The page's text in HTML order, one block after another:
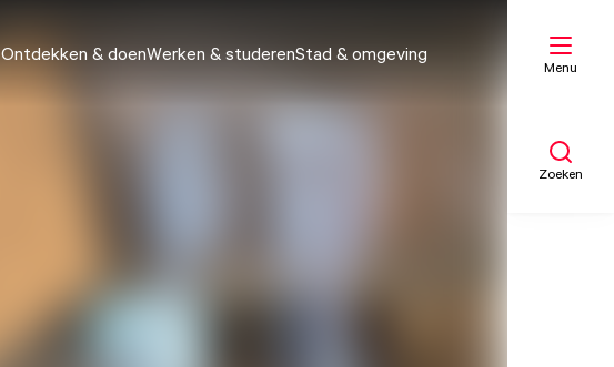
Ontdekken & doenWerken & studerenStad & omgeving
Menu
Zoeken